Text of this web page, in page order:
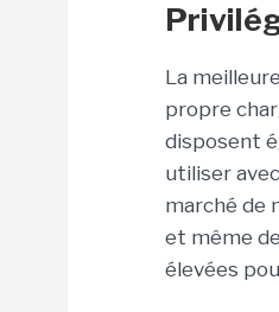
La
propre
disposent
utiliser
marché de
et même
élevées